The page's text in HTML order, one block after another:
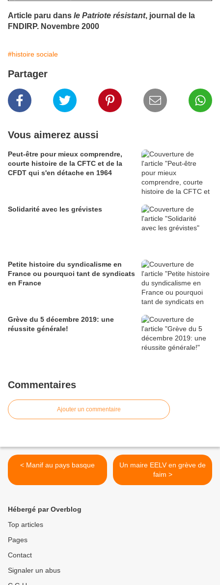
Article paru dans le Patriote résistant, journal de la
FNDIRP. Novembre 2000
#histoire sociale
Partager
Vous aimerez aussi
Peut-être pour mieux comprendre,
courte histoire de la CFTC et de la
CFDT qui s'en détache en 1964
Solidarité avec les grévistes
Petite histoire du syndicalisme en
France ou pourquoi tant de syndicats
en France
Grève du 5 décembre 2019: une
réussite générale!
Commentaires
Ajouter un commentaire
< Manif au pays basque
Un maire EELV en grève de
faim >
Hébergé par Overblog
Top articles
Pages
Contact
Signaler un abus